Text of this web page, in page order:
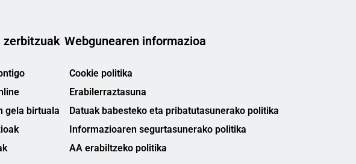
zerbitzuak
gela birtuala
Webgunearen informazioa
Cookie politika
Erabilerraztasuna
Datuak babesteko eta pribatutasunerako politika
Informazioaren segurtasunerako politika
AA erabiltzeko politika